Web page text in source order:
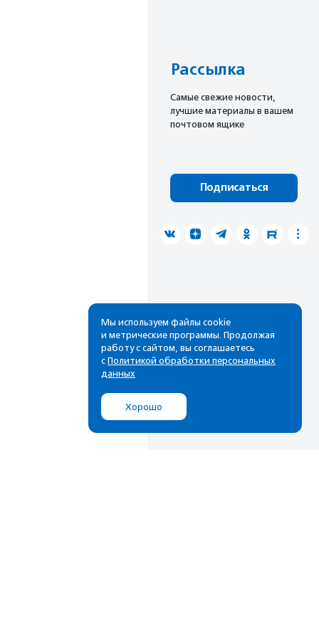
Рассылка
Cамые свежие новости,
лучшие материалы в вашем
почтовом ящике
Подписаться
Мы используем файлы cookie
и метрические программы. Продолжая
работу с сайтом, вы соглашаетесь
с Политикой обработки персональных
данных
Хорошо